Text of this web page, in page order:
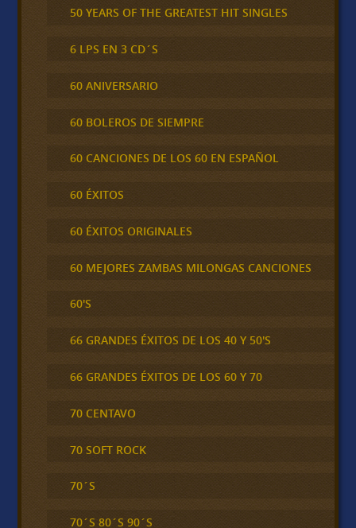
50 YEARS OF THE GREATEST HIT SINGLES
6 LPS EN 3 CD´S
60 ANIVERSARIO
60 BOLEROS DE SIEMPRE
60 CANCIONES DE LOS 60 EN ESPAÑOL
60 ÉXITOS
60 ÉXITOS ORIGINALES
60 MEJORES ZAMBAS MILONGAS CANCIONES
60'S
66 GRANDES ÉXITOS DE LOS 40 Y 50'S
66 GRANDES ÉXITOS DE LOS 60 Y 70
70 CENTAVO
70 SOFT ROCK
70´S
70´S 80´S 90´S